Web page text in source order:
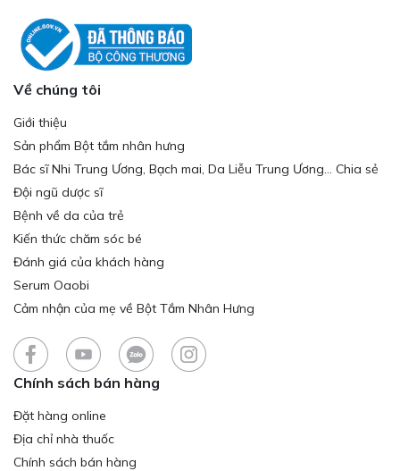
Về chúng tôi
Giới thiệu
Sản phẩm Bột tắm nhân hưng
Bác sĩ Nhi Trung Ương, Bạch mai, Da Liễu Trung Ương... Chia sẻ
Đội ngũ dược sĩ
Bệnh về da của trẻ
Kiến thức chăm sóc bé
Đánh giá của khách hàng
Serum Oaobi
Cảm nhận của mẹ về Bột Tắm Nhân Hưng
Chính sách bán hàng
Đặt hàng online
Địa chỉ nhà thuốc
Chính sách bán hàng